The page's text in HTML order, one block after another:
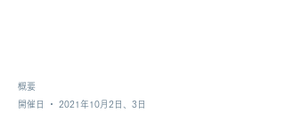
概要
開催日 ・ 2021年10月2日、3日